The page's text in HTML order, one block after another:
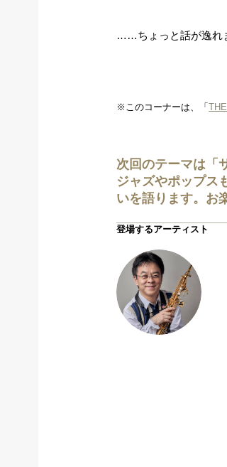
……ちょっと話が逸れ
※このコーナーは、「
次回のテーマは「
ジャズやポップス
いを語ります。お
登場するアーティスト